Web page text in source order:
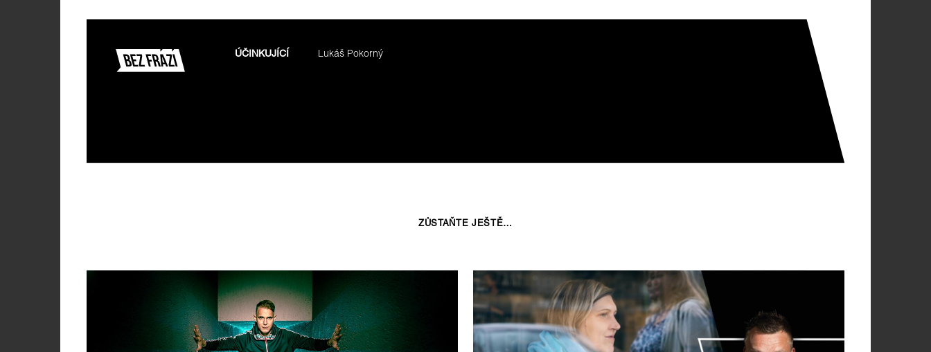
ÚČINKUJÍCÍ Lukáš Pokorný
ZŮSTAŇTE JEŠTĚ…